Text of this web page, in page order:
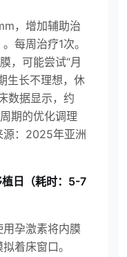
，增加辅助治
每周治疗1次。
，可能尝试“月
生长不理想，休
数据显示，约
期的优化调理
源：2025年亚洲
日（耗时：5-7
孕激素将内膜
着床窗口。